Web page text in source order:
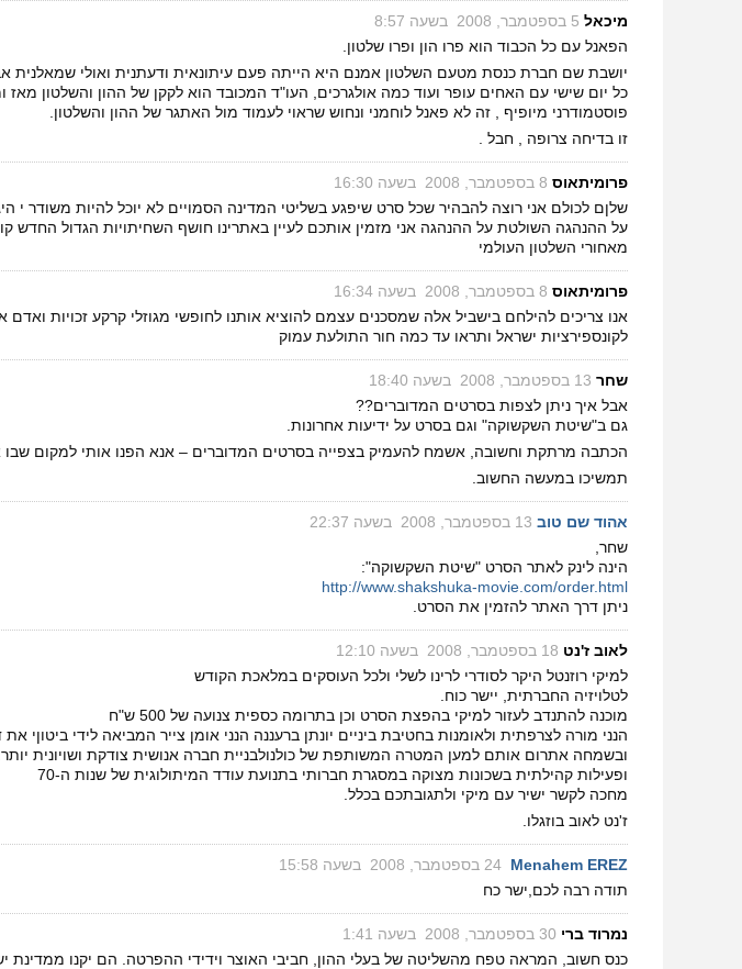
מיכאל 5 בספטמבר, 2008 בשעה 8:57
הפאנל עם כל הכבוד הוא פרו הון ופרו שלטון.
יושבת שם חברת כנסת מטעם השלטון אמנם היא הייתה פעם עיתונאית ודעתנית ואולי שמאלנית
כל יום שישי עם האחים עופר ועוד כמה אולגרכים, העו"ד המכובד הוא לקקן של ההון והשלטון מאז
פוסטמודרני מיופיף , זה לא פאנל לוחמני ונחוש שראוי לעמוד מול האתגר של ההון והשלטון.
זו בדיחה צרופה , חבל .
פרומיתאוס 8 בספטמבר, 2008 בשעה 16:30
שלןם לכולם אני רוצה להבהיר שכל סרט שיפגע בשליטי המדינה הסמויים לא יוכל להיות משודר י
על ההנהגה השולטת על ההנהגה אני מזמין אותכם לעיין באתרינו חושף השחיתויות הגדול החדש
מאחורי השלטון העולמי
פרומיתאוס 8 בספטמבר, 2008 בשעה 16:34
אנו צריכים להילחם בישביל אלה שמסכנים עצמם להוציא אותנו לחופשי מגוזלי קרקע זכויות
לקונספירציות ישראל ותראו עד כמה חור התולעת עמוק
שחר 13 בספטמבר, 2008 בשעה 18:40
אבל איך ניתן לצפות בסרטים המדוברים??
גם ב"שיטת השקשוקה" וגם בסרט על ידיעות אחרונות.
הכתבה מרתקת וחשובה, אשמח להעמיק בצפייה בסרטים המדוברים – אנא הפנו אותי למקום שבו
תמשיכו במעשה החשוב.
אהוד שם טוב 13 בספטמבר, 2008 בשעה 22:37
שחר,
הינה לינק לאתר הסרט "שיטת השקשוקה":
http://www.shakshuka-movie.com/order.html
ניתן דרך האתר להזמין את הסרט.
לאוב ז'נט 18 בספטמבר, 2008 בשעה 12:10
למיקי רוזנטל היקר לסודרי לרינו לשלי ולכל העוסקים במלאכת הקודש
לטלויזיה החברתית, יישר כוח.
מוכנה להתנדב לעזור למיקי בהפצת הסרט וכן בתרומה כספית צנועה של 500 ש"ח
הנני מורה לצרפתית ולאומנות בחטיבת ביניים יונתן ברעננה הנני אומן צייר המביאה לידי ביטוןי
ופעילות קהילתית בשכונות מצוקה במסגרת חברותי בתנועת עודד המיתולוגית של שנות ה-70
מחכה לקשר ישיר עם מיקי ולתגובתכם בכלל.
ז'נט לאוב בוזגלו.
Menahem EREZ 24 בספטמבר, 2008 בשעה 15:58
תודה רבה לכם,ישר כח
נמרוד ברי 30 בספטמבר, 2008 בשעה 1:41
כנס חשוב, המראה טפח מהשליטה של בעלי ההון, חביבי האוצר וידידי ההפרטה. הם יקנו ממדינת